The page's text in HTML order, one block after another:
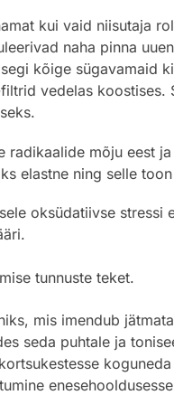
kui vaid niisutaja
naha pinna
kõige sügavamaid
vedelas koostises.
mõju eest
elastne ning selle
oksüdatiivse stressi
tunnuste teket.
mis imendub
seda puhtale ja